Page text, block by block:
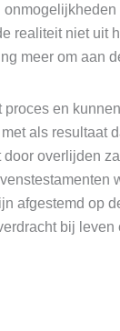
realiteit niet uit
meer om aan
proces en
als resultaat
door overlijden
afgestemd op
bij leven